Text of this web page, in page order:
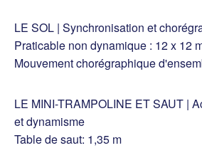
LE SOL | Synchronisation et
Praticable non dynamique : 12 x 12
Mouvement chorégraphique
LE MINI-TRAMPOLINE ET SAUT |
et dynamisme
Table de saut: 1,35 m